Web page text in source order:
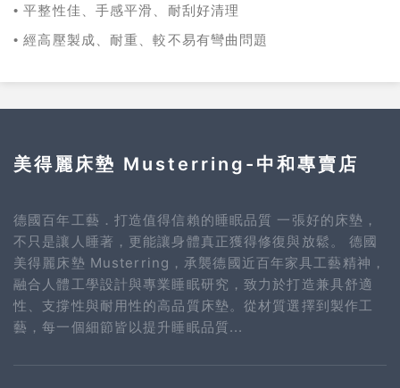
•平整性佳、手感平滑、耐刮好清理
•經高壓製成、耐重、較不易有彎曲問題
美得麗床墊 Musterring-中和專賣店
德國百年工藝．打造值得信賴的睡眠品質 一張好的床墊，
不只是讓人睡著，更能讓身體真正獲得修復與放鬆。 德國
美得麗床墊 Musterring，承襲德國近百年家具工藝精神，
融合人體工學設計與專業睡眠研究，致力於打造兼具舒適
性、支撐性與耐用性的高品質床墊。從材質選擇到製作工
藝，每一個細節皆以提升睡眠品質...